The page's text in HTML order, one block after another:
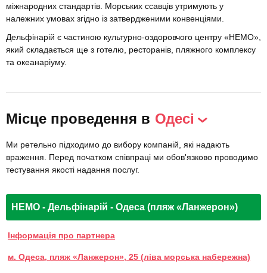
міжнародних стандартів. Морських ссавців утримують у
належних умовах згідно із затвердженими конвенціями.
Дельфінарій є частиною культурно-оздоровчого центру «НЕМО»,
який складається ще з готелю, ресторанів, пляжного комплексу
та океанаріуму.
Місце проведення в Одесі
Ми ретельно підходимо до вибору компаній, які надають
враження. Перед початком співпраці ми обов'язково проводимо
тестування якості надання послуг.
НЕМО - Дельфінарій - Одеса (пляж «Ланжерон»)
Інформація про партнера
м. Одеса, пляж «Ланжерон», 25 (ліва морська набережна)